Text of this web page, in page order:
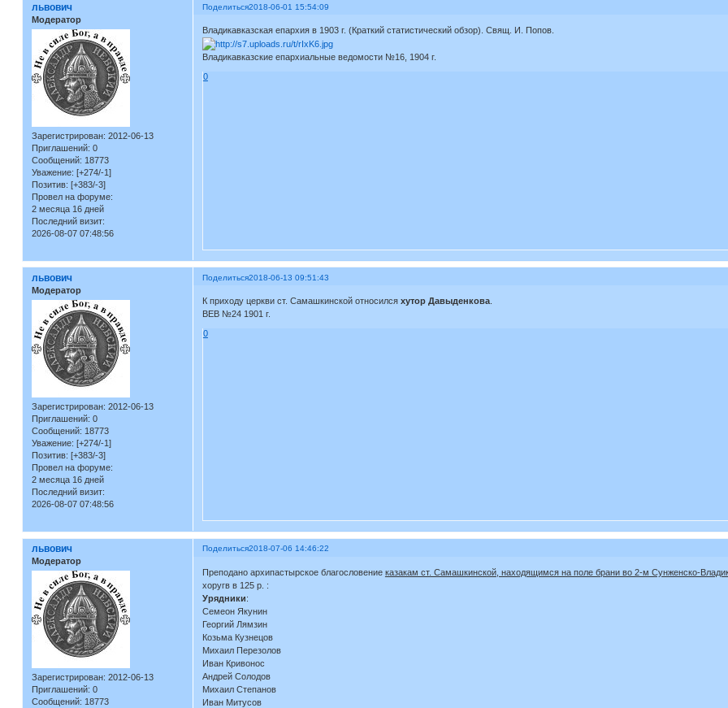
Поделиться2018-06-01 15:54:09
львович
Модератор
Зарегистрирован: 2012-06-13
Приглашений: 0
Сообщений: 18773
Уважение: [+274/-1]
Позитив: [+383/-3]
Провел на форуме:
2 месяца 16 дней
Последний визит:
2026-08-07 07:48:56
Владикавказская епархия в 1903 г. (Краткий статистический обзор). Свящ. И. Попов.
Владикавказские епархиальные ведомости №16, 1904 г.
0
Поделиться2018-06-13 09:51:43
львович
Модератор
Зарегистрирован: 2012-06-13
Приглашений: 0
Сообщений: 18773
Уважение: [+274/-1]
Позитив: [+383/-3]
Провел на форуме:
2 месяца 16 дней
Последний визит:
2026-08-07 07:48:56
К приходу церкви ст. Самашкинской относился хутор Давыденкова.
ВЕВ №24 1901 г.
0
Поделиться2018-07-06 14:46:22
львович
Модератор
Зарегистрирован: 2012-06-13
Приглашений: 0
Сообщений: 18773
Преподано архипастырское благословение казакам ст. Самашкинской, находящимся на поле брани во 2-м Сунженско-
хоругв в 125 р. :
Урядники:
Семеон Якунин
Георгий Лямзин
Козьма Кузнецов
Михаил Перезолов
Иван Кривонос
Андрей Солодов
Михаил Степанов
Иван Митусов